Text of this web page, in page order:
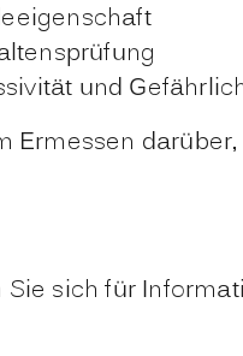
und
Ermessen darüber,
sich für